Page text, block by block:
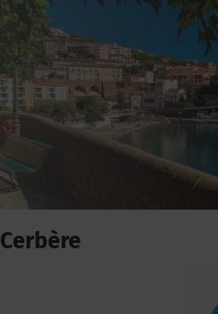
Cerbère